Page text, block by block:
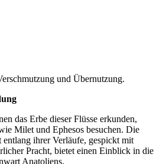
und Übernutzung.
das Erbe dieser Flüsse erkunden,
Milet und Ephesos besuchen. Die
entlang ihrer Verläufe, gespickt mit
Pracht, bietet einen Einblick in die
Anatoliens.